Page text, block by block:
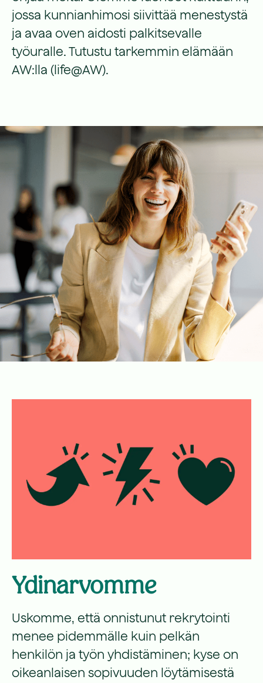
jossa kunnianhimosi siivittää menestystä
ja avaa oven aidosti palkitsevalle
työuralle. Tutustu tarkemmin elämään
AW:lla (life@AW).
Ydinarvomme
Uskomme, että onnistunut rekrytointi
menee pidemmälle kuin pelkän
henkilön ja työn yhdistäminen; kyse on
oikeanlaisen sopivuuden löytämisestä